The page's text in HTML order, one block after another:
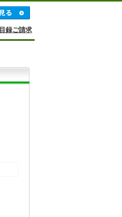
目録ご請求